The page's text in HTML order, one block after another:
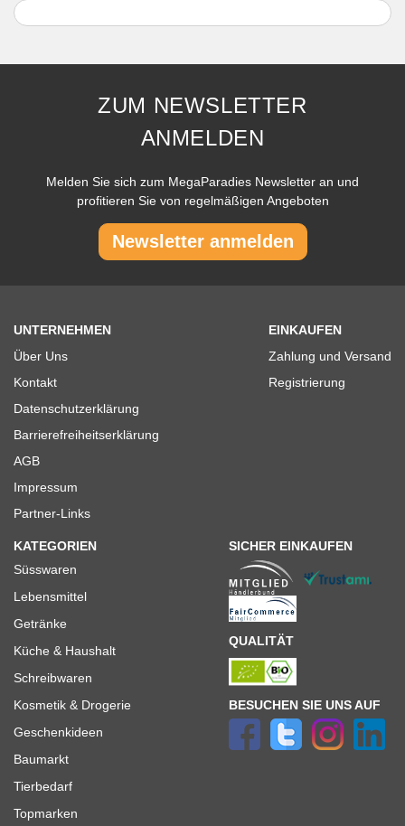
ZUM NEWSLETTER
ANMELDEN
Melden Sie sich zum MegaParadies Newsletter an und
profitieren Sie von regelmäßigen Angeboten
Newsletter anmelden
UNTERNEHMEN
Über Uns
Kontakt
Datenschutzerklärung
Barrierefreiheitserklärung
AGB
Impressum
Partner-Links
EINKAUFEN
Zahlung und Versand
Registrierung
KATEGORIEN
Süsswaren
Lebensmittel
Getränke
Küche & Haushalt
Schreibwaren
Kosmetik & Drogerie
Geschenkideen
Baumarkt
Tierbedarf
Topmarken
SICHER EINKAUFEN
QUALITÄT
BESUCHEN SIE UNS AUF